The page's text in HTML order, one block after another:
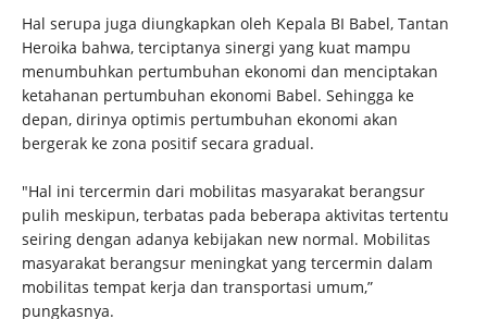
Hal serupa juga diungkapkan oleh Kepala BI Babel, Tantan
Heroika bahwa, terciptanya sinergi yang kuat mampu
menumbuhkan pertumbuhan ekonomi dan menciptakan
ketahanan pertumbuhan ekonomi Babel. Sehingga ke
depan, dirinya optimis pertumbuhan ekonomi akan
bergerak ke zona positif secara gradual.
"Hal ini tercermin dari mobilitas masyarakat berangsur
pulih meskipun, terbatas pada beberapa aktivitas tertentu
seiring dengan adanya kebijakan new normal. Mobilitas
masyarakat berangsur meningkat yang tercermin dalam
mobilitas tempat kerja dan transportasi umum,”
pungkasnya.